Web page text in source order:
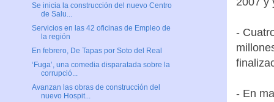
-
- En
Se inicia la construcción del nuevo Centro
de Salu...
Servicios en las 42 oficinas de Empleo de
la región
En febrero, De Tapas por Soto del Real
‘Fuga’, una comedia disparatada sobre la
corrupció...
Avanzan las obras de construcción del
nuevo Hospit...